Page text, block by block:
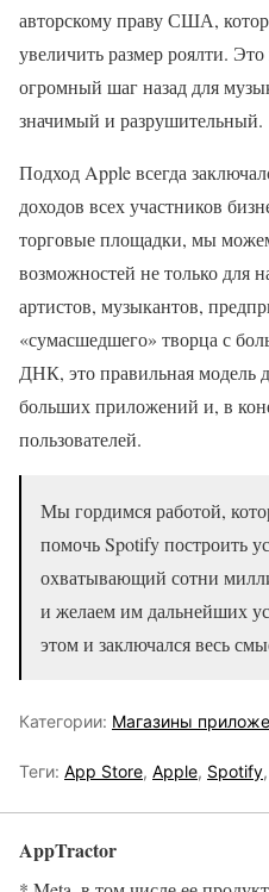
авторскому праву США,
увеличить размер роялти.
огромный шаг назад для
значимый и разрушительный.
Подход Apple всегда
доходов всех участников
торговые площадки, мы
возможностей не только для
артистов, музыкантов,
«сумасшедшего» творца с
ДНК, это правильная модель
больших приложений и, в
пользователей.
Мы гордимся работой,
помочь Spotify построить
охватывающий сотни
и желаем им дальнейших
этом и заключался весь
Категории: Магазины
Теги: App Store, Apple, Spotify,
AppTractor